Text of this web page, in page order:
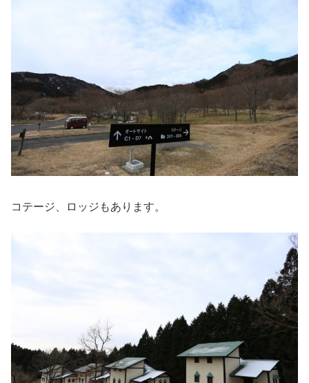
コテージ、ロッジもあります。